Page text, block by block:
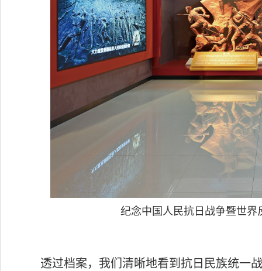
纪念中国人民抗日战争暨世
透过档案，我们清晰地看到抗日民族统一